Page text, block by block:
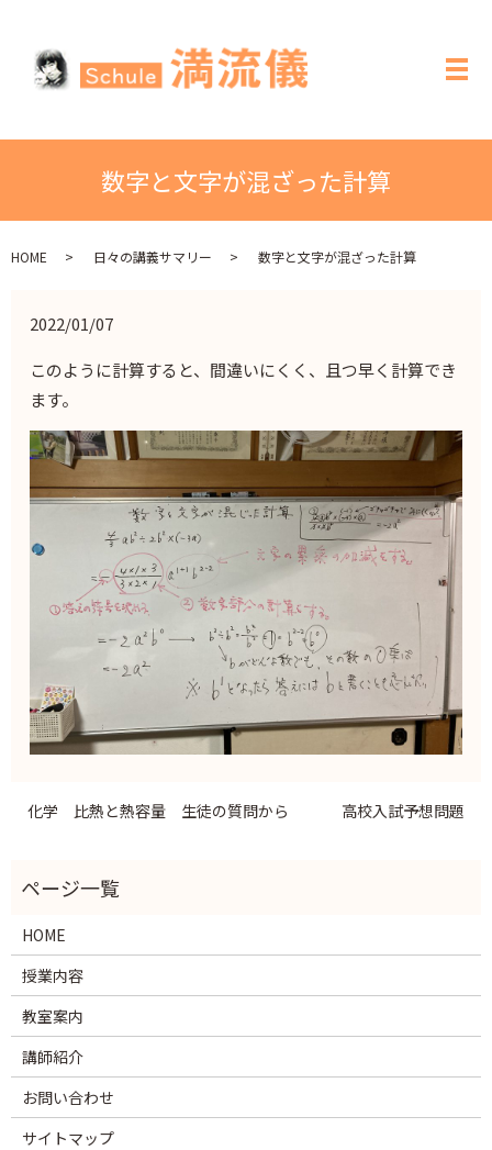
メ
数字と文字が混ざった計算
HOME 日々の講義サマリー 数字と文字が混ざった計算
2022/01/07
このように計算すると、間違いにくく、且つ早く計算でき
ます。
化学 比熱と熱容量 生徒の質問から 高校入試予想問題
HOME
授業内容
教室案内
講師紹介
お問い合わせ
サイトマップ